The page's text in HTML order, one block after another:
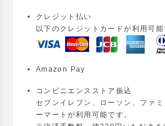
クレジット払い
以下のクレジットカードが利用可能
Amazon Pay
コンビニエンスストア振込
セブンイレブン、ローソン、ファ
ーマートが利用可能です。